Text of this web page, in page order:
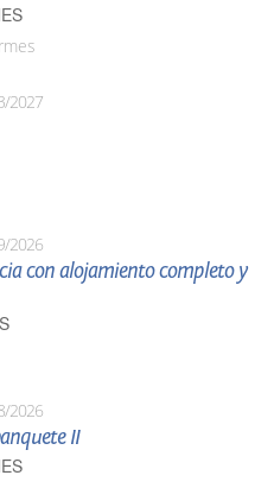
2027
2026
con alojamiento completo y
2026
II